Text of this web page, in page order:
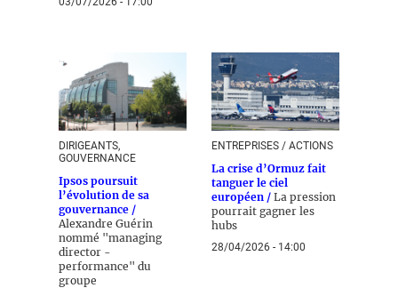
DIRIGEANTS,
GOUVERNANCE
Ipsos poursuit
l’évolution de sa
gouvernance /
Alexandre Guérin
nommé "managing
director -
performance" du
groupe
ENTREPRISES / ACTIONS
La crise d’Ormuz fait
tanguer le ciel
européen / La pression
pourrait gagner les
hubs
28/04/2026 - 14:00